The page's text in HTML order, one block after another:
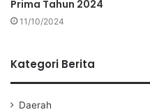
Prima Tahun 2024
11/10/2024
Kategori Berita
Daerah